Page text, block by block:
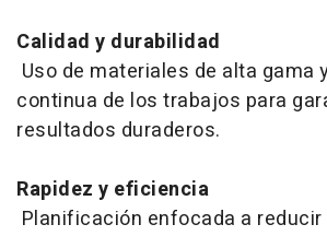
Calidad y durabilidad
Uso de materiales de alta gama
continua de los trabajos para
resultados duraderos.
Rapidez y eficiencia
Planificación enfocada a